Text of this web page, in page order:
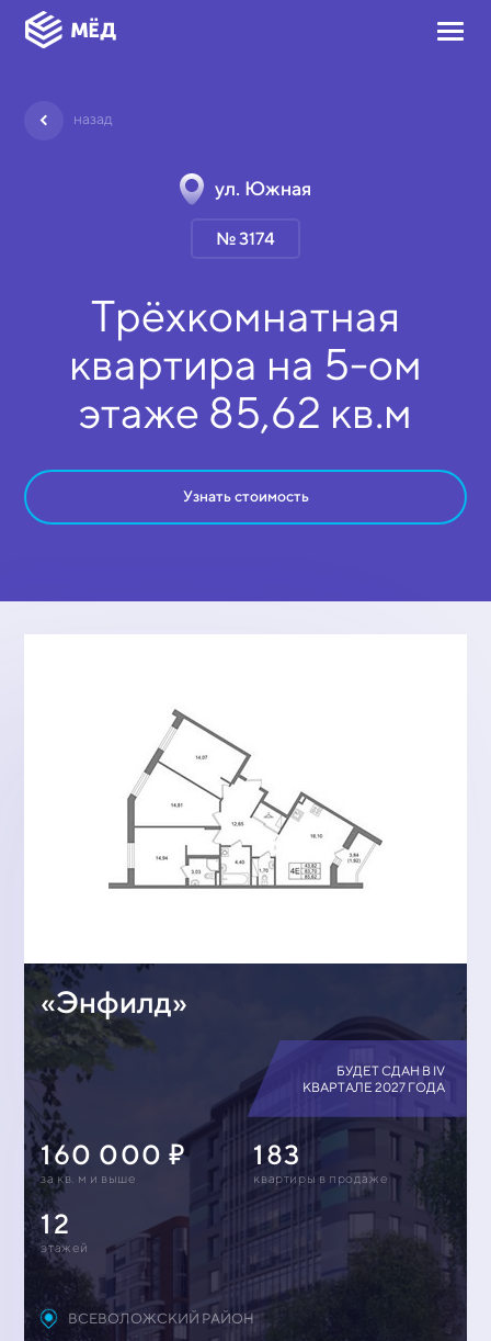
назад
ул. Южная
№ 3174
Трёхкомнатная
квартира на 5-ом
этаже 85,62 кв.м
Узнать стоимость
«Энфилд»
БУДЕТ СДАН В IV
КВАРТАЛЕ 2027 ГОДА
160 000
за кв. м и выше
183
квартиры в продаже
12
этажей
ВСЕВОЛОЖСКИЙ РАЙОН